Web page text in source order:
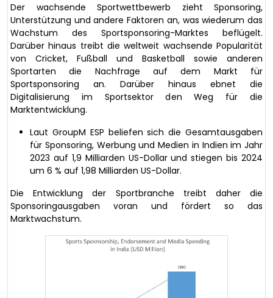
Der wachsende Sportwettbewerb zieht Sponsoring,
Unterstützung und andere Faktoren an, was wiederum das
Wachstum des Sportsponsoring-Marktes beflügelt.
Darüber hinaus treibt die weltweit wachsende Popularität
von Cricket, Fußball und Basketball sowie anderen
Sportarten die Nachfrage auf dem Markt für
Sportsponsoring an. Darüber hinaus ebnet die
Digitalisierung im Sportsektor den Weg für die
Marktentwicklung.
Laut GroupM ESP beliefen sich die Gesamtausgaben
für Sponsoring, Werbung und Medien in Indien im Jahr
2023 auf 1,9 Milliarden US-Dollar und stiegen bis 2024
um 6 % auf 1,98 Milliarden US-Dollar.
Die Entwicklung der Sportbranche treibt daher die
Sponsoringausgaben voran und fördert so das
Marktwachstum.